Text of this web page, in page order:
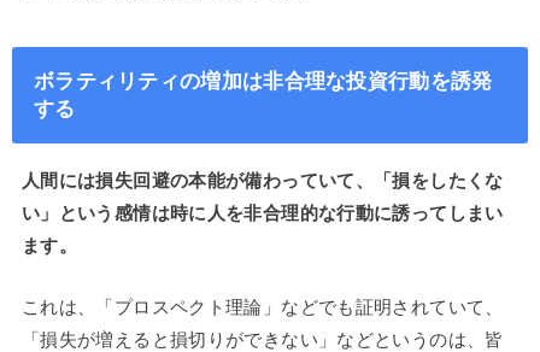
ボラティリティの増加は非合理な投資行動を誘発
する
人間には損失回避の本能が備わっていて、「損をしたくな
い」という感情は時に人を非合理的な行動に誘ってしまい
ます。
これは、「プロスペクト理論」などでも証明されていて、
「損失が増えると損切りができない」などというのは、皆